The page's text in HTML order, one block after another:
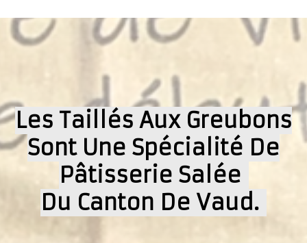
1er Grand Cru
Infos pratiques▼
Médias▼
Login
Français▼
Les Taillés Aux Greubons
Sont Une Spécialité De
Pâtisserie Salée
Du Canton De Vaud.